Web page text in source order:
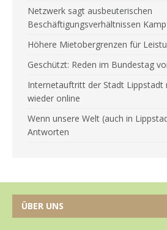
Netzwerk sagt ausbeuterischen
Beschäftigungsverhältnissen
Höhere Mietobergrenzen für
Geschützt: Reden im Bundestag
Internetauftritt der Stadt Lippstadt
wieder online
Wenn unsere Welt (auch in
Antworten
ÜBER UNS